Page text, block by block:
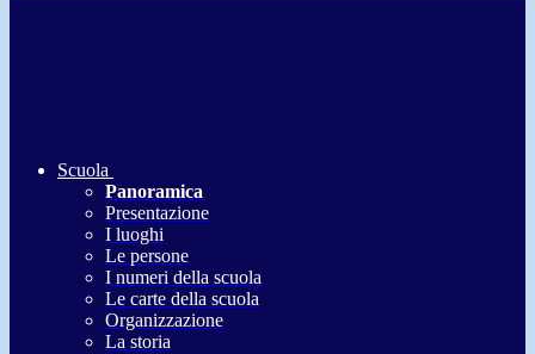
Scuola
Panoramica
Presentazione
I luoghi
Le persone
I numeri della scuola
Le carte della scuola
Organizzazione
La storia